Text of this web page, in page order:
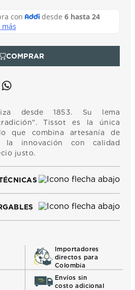
desde 1853. Su lema
Tissot es la única
que combina artesanía de
la innovación con calidad
justo.
Importadores
directos para
Colombia
Envíos sin
costo adicional